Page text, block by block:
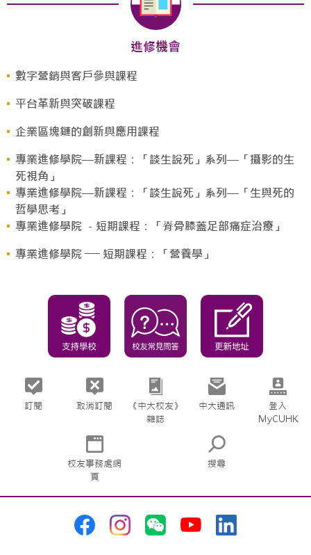
進修機會
數字營銷與客戶參與課程
平台革新與突破課程
企業區塊鏈的創新與應用課程
專業進修學院—新課程：「談生說死」系列—「攝影的生
死視角」
專業進修學院—新課程：「談生說死」系列—「生與死的
哲學思考」
專業進修學院 －短期課程：「脊骨膝蓋足部痛症治療」
專業進修學院 ── 短期課程：「營養學」
訂閱 取消訂閱
《中大校友》
雜誌
中大通訊
登入
MyCUHK
校友事務處網
頁
搜尋